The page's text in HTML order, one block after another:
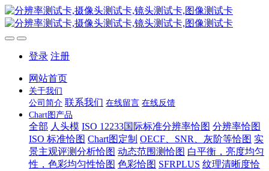
登录 注册
网站首页
关于我们
公司简介 联系我们 在线留言 在线反馈
Chart图产品
全部 人头模 ISO 12233国际标准分辨率恰图 分辨率恰图
ISO 标准恰图 Chart图定制 OECF、SNR、灰阶等恰图 实
景主观评测分析恰图 动态范围测恰图 白平衡，亮度均匀
性，色彩均匀性恰图 色彩恰图 SFRPLUS 纹理清晰度恰